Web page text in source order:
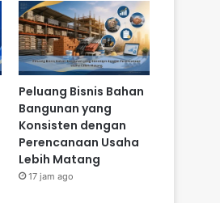
Peluang Bisnis Bahan
Bangunan yang
Konsisten dengan
Perencanaan Usaha
Lebih Matang
17 jam ago